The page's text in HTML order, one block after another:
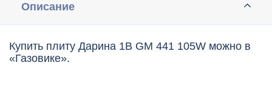
Описание
Купить плиту Дарина 1B GM 441 105W можно в
«Газовике».